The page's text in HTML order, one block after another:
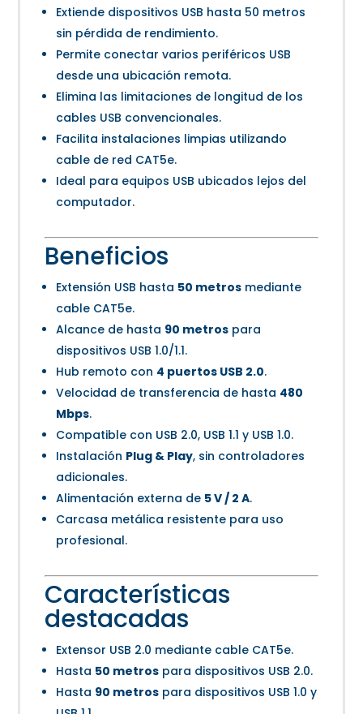
Extiende dispositivos USB hasta 50 metros
sin pérdida de rendimiento.
Permite conectar varios periféricos USB
desde una ubicación remota.
Elimina las limitaciones de longitud de los
cables USB convencionales.
Facilita instalaciones limpias utilizando
cable de red CAT5e.
Ideal para equipos USB ubicados lejos del
computador.
Beneficios
Extensión USB hasta 50 metros mediante
cable CAT5e.
Alcance de hasta 90 metros para
dispositivos USB 1.0/1.1.
Hub remoto con 4 puertos USB 2.0.
Velocidad de transferencia de hasta 480
Mbps.
Compatible con USB 2.0, USB 1.1 y USB 1.0.
Instalación Plug & Play, sin controladores
adicionales.
Alimentación externa de 5 V / 2 A.
Carcasa metálica resistente para uso
profesional.
Características
destacadas
Extensor USB 2.0 mediante cable CAT5e.
Hasta 50 metros para dispositivos USB 2.0.
Hasta 90 metros para dispositivos USB 1.0 y